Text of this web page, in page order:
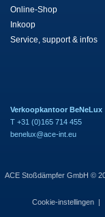
Online-Shop
Inkoop
Service, support & infos
Verkoopkantoor BeNeLux
T +31 (0)165 714 455
benelux@ace-int.eu
ACE Stoßdämpfer GmbH ©
Cookie-instellingen